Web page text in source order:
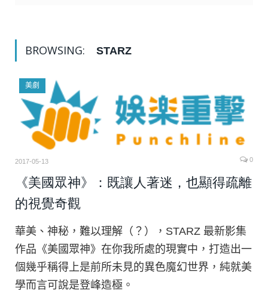
BROWSING: STARZ
美劇
2017-05-13 0
《美國眾神》：既讓人著迷，也顯得疏離
的視覺奇觀
華美、神秘，難以理解（？），STARZ 最新影集
作品《美國眾神》在你我所處的現實中，打造出一
個幾乎稱得上是前所未見的異色魔幻世界，純就美
學而言可說是登峰造極。